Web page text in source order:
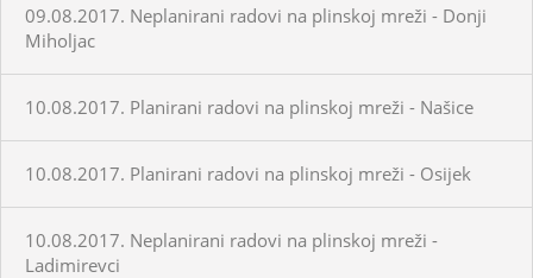
09.08.2017. Neplanirani radovi na plinskoj mreži - Donji
Miholjac
10.08.2017. Planirani radovi na plinskoj mreži - Našice
10.08.2017. Planirani radovi na plinskoj mreži - Osijek
10.08.2017. Neplanirani radovi na plinskoj mreži -
Ladimirevci